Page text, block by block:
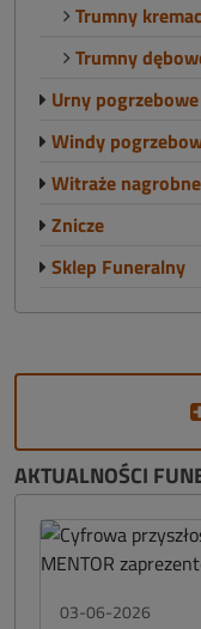
Trumny
Trumny
Urny pogrzebowe
Windy
Witraże nagrobne
Znicze
Sklep Funeralny
AKTUALNOŚCI
03-06-2026